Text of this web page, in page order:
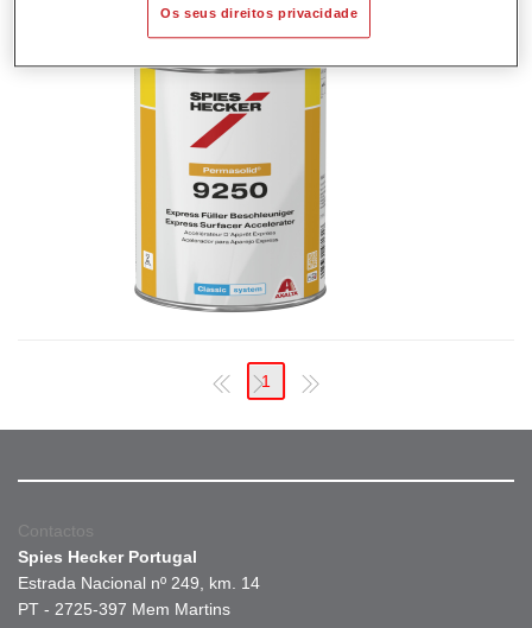
1
Contactos
Spies Hecker Portugal
Estrada Nacional nº 249, km. 14
PT - 2725-397 Mem Martins
Os seus direitos privacidade